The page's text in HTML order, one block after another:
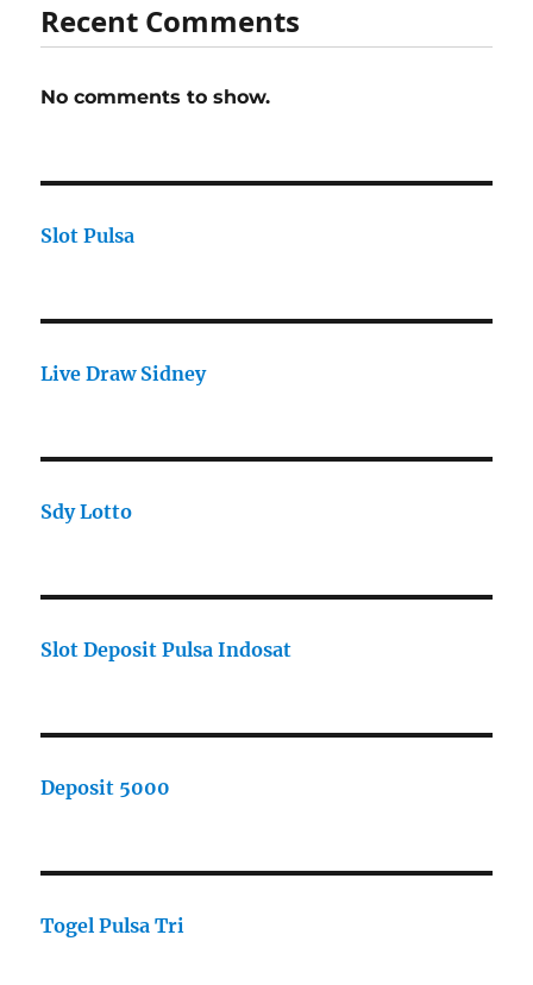
Recent Comments
No comments to show.
Slot Pulsa
Live Draw Sidney
Sdy Lotto
Slot Deposit Pulsa Indosat
Deposit 5000
Togel Pulsa Tri